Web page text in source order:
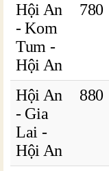
Hội An
- Kom
Tum -
Hội An
780
Hội An
- Gia
Lai -
Hội An
880